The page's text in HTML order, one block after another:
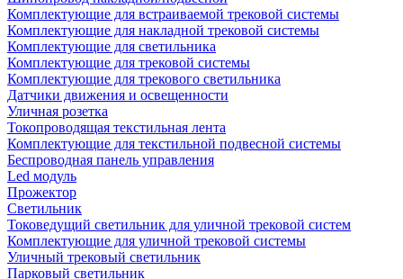
Комплектующие для встраиваемой трековой системы
Комплектующие для накладной трековой системы
Комплектующие для светильника
Комплектующие для трековой системы
Комплектующие для трекового светильника
Датчики движения и освещенности
Уличная розетка
Токопроводящая текстильная лента
Комплектующие для текстильной подвесной системы
Беспроводная панель управления
Led модуль
Прожектор
Светильник
Токоведущий светильник для уличной трековой систем
Комплектующие для уличной трековой системы
Уличный трековый светильник
Парковый светильник